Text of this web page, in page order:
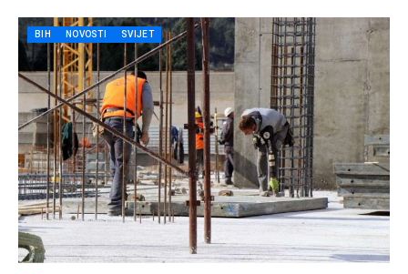
BIH NOVOSTI SVIJET